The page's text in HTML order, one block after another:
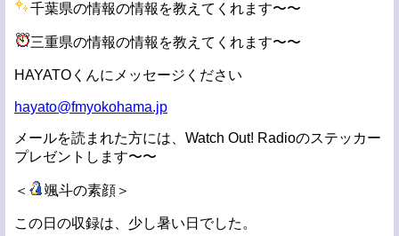
千葉県の情報の情報を教えてくれます〜〜
三重県の情報の情報を教えてくれます〜〜
HAYATOくんにメッセージください
hayato@fmyokohama.jp
メールを読まれた方には、Watch Out! Radioのステッカー
プレゼントします〜〜
＜ 颯斗の素顔＞
この日の収録は、少し暑い日でした。